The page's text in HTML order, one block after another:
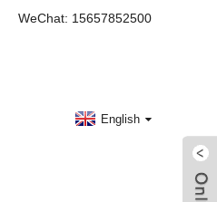
WeChat: 15657852500
English